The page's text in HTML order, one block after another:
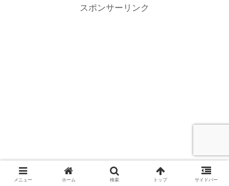
スポンサーリンク
メニュー ホーム 検索 トップ サイドバー